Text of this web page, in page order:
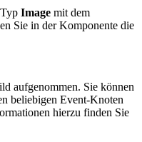
Image mit dem
Sie in der Komponente die
aufgenommen. Sie können
beliebigen Event-Knoten
hierzu finden Sie